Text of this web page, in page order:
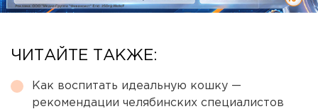
ЧИТАЙТЕ ТАКЖЕ:
Как воспитать идеальную кошку —
рекомендации челябинских специалистов